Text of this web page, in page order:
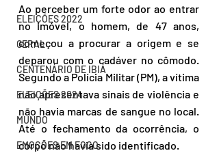
ELEIÇÕES 2022
GERAL
CENTENÁRIO DE IBIÁ
ELEIÇÕES 2024
MUNDO
EMOÇÕES EM FOCO
Ao perceber um forte odor ao entrar
no imóvel, o homem, de 47 anos,
começou a procurar a origem e se
deparou com o cadáver no cômodo.
Segundo a Polícia Militar (PM), a vítima
não apresentava sinais de violência e
não havia marcas de sangue no local.
Até o fechamento da ocorrência, o
corpo não havia sido identificado.